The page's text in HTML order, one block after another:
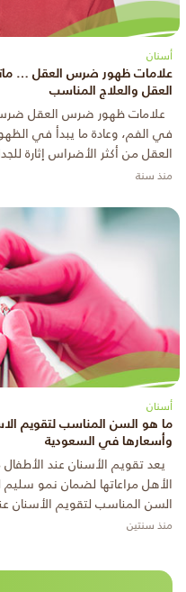
أسنان
علامات ظهور ضرس العقل …
العقل والعلاج المناسب
علامات ظهور ضرس العقل
العقل من أكثر الأضراس إثارة
منذ سنة
أسنان
وأسعارها في السعودية
يعد تقويم الأسنان عند
الأهل مراعاتها لضمان نمو
السن المناسب لتقويم الأسنان
منذ سنتين